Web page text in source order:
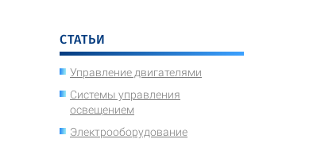
СТАТЬИ
Управление двигателями
Системы управления
освещением
Электрооборудование